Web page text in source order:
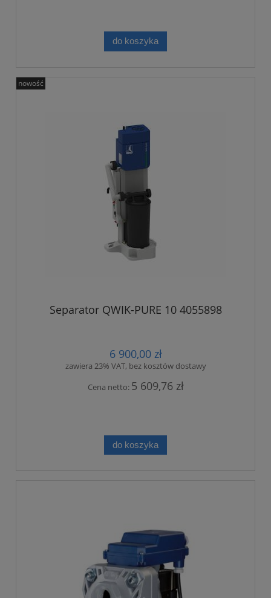
do koszyka
Separator QWIK-PURE 10 4055898
6 900,00 zł
zawiera 23% VAT, bez kosztów dostawy
Cena netto: 5 609,76 zł
do koszyka
nowość